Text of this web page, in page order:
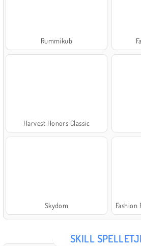
Rummikub
Harvest Honors Classic
Skydom
SKILL